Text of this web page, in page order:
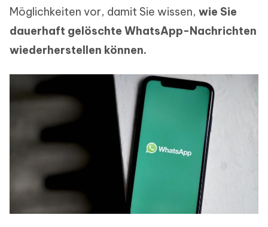
Möglichkeiten vor, damit Sie wissen, wie Sie
dauerhaft gelöschte WhatsApp-Nachrichten
wiederherstellen können.